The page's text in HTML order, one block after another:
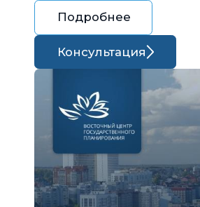
Подробнее
Консультация